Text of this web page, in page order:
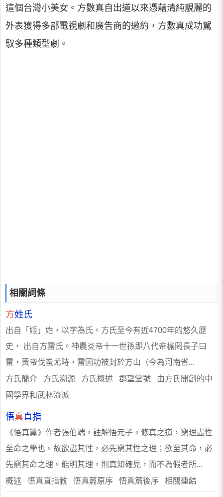
這個台灣小美女。方數真自出道以來憑藉清純靚麗的
外表獲得多部電視劇和廣告商的邀約，方數真成功駕
馭多種類型劇。
相關詞條
方姓氏
出自「姬」姓，以字為氏。方氏至今有近4700年的悠久歷
史， 出自方雷氏。神農炎帝十一世孫即八代帝榆罔長子曰
雷，黃帝伐蚩尤時，雷因功被封於方山（今為河南省...
方氏簡介 方氏溯源 方氏概述 郡望堂號 由方氏開創的中
國學界和武林流派
悟真直指
《悟真篇》作者張伯端，註解悟元子。修真之道，窮理盡性
至命之學也。故欲盡其性，必先窮其性之理；欲至其命，必
先窮其命之理。能明其理，則真知確見，而不為假者所...
概述 悟真直指敘 悟真篇原序 悟真篇後序 相關連結